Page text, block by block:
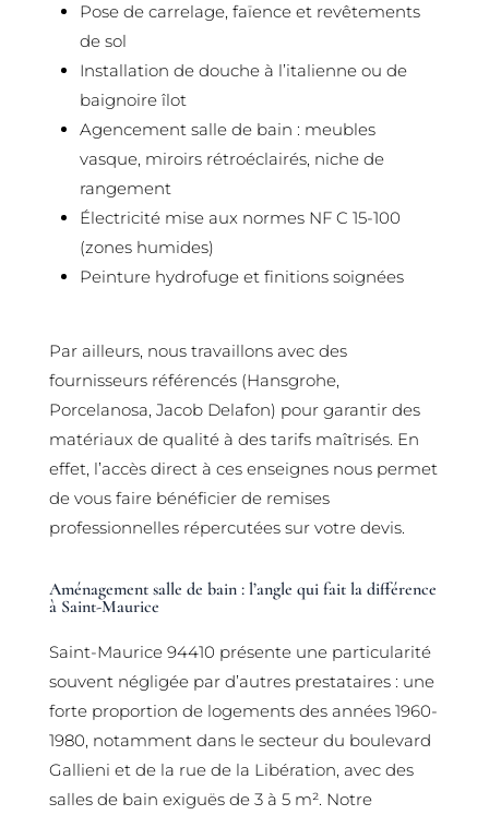
Pose de carrelage, faïence et revêtements
de sol
Installation de douche à l’italienne ou de
baignoire îlot
Agencement salle de bain : meubles
vasque, miroirs rétroéclairés, niche de
rangement
Électricité mise aux normes NF C 15-100
(zones humides)
Peinture hydrofuge et finitions soignées
Par ailleurs, nous travaillons avec des
fournisseurs référencés (Hansgrohe,
Porcelanosa, Jacob Delafon) pour garantir des
matériaux de qualité à des tarifs maîtrisés. En
effet, l’accès direct à ces enseignes nous permet
de vous faire bénéficier de remises
professionnelles répercutées sur votre devis.
Aménagement salle de bain : l’angle qui fait la différence
à Saint-Maurice
Saint-Maurice 94410 présente une particularité
souvent négligée par d’autres prestataires : une
forte proportion de logements des années 1960-
1980, notamment dans le secteur du boulevard
Gallieni et de la rue de la Libération, avec des
salles de bain exiguës de 3 à 5 m². Notre